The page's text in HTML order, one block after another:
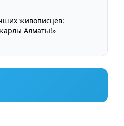
живописцев:
Алматы!»